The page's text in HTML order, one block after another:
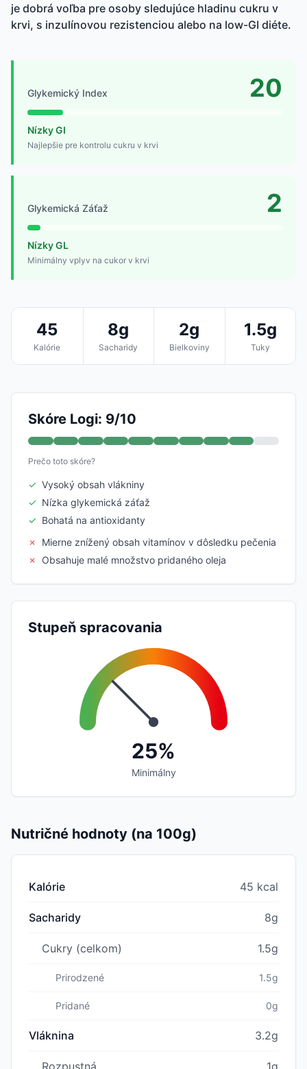
je dobrá voľba pre osoby sledujúce hladinu cukru v
krvi, s inzulínovou rezistenciou alebo na low-GI diéte.
Glykemický Index 20
Nízky GI
Najlepšie pre kontrolu cukru v krvi
Glykemická Záťaž 2
Nízky GL
Minimálny vplyv na cukor v krvi
45
Kalórie
8g
Sacharidy
2g
Bielkoviny
1.5g
Tuky
Skóre Logi: 9/10
Prečo toto skóre?
✓ Vysoký obsah vlákniny
✓ Nízka glykemická záťaž
✓ Bohatá na antioxidanty
✗
Mierne znížený obsah vitamínov v dôsledku pečenia
✗
Obsahuje malé množstvo pridaného oleja
Stupeň spracovania
25%
Minimálny
Nutričné hodnoty (na 100g)
Kalórie 45 kcal
Sacharidy 8g
Cukry (celkom) 1.5g
Prirodzené 1.5g
Pridané 0g
Vláknina 3.2g
Rozpustná 1g